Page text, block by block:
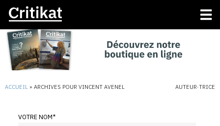
ACCUEIL » ARCHIVES POUR VINCENT AVENEL AUTEUR·TRICE
VOTRE NOM*